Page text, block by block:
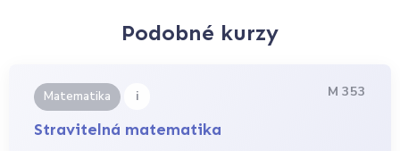
Podobné kurzy
Matematika i M 353
Stravitelná matematika